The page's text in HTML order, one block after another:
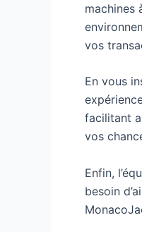
machines
vos
En vous
facilitant
vos
Enfin,
besoin